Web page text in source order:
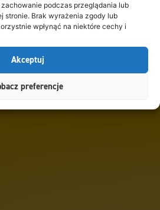
podczas przeglądania lub
stronie. Brak wyrażenia zgody lub
wpłynąć na niektóre cechy i
Akceptuj
preferencje